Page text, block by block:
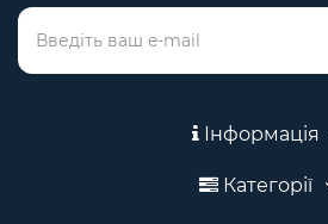
Інформація
Категорії